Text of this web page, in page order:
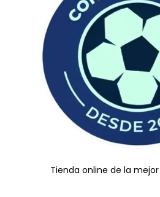
Tienda online de la